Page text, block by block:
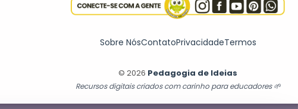
Sobre NósContatoPrivacidadeTermos
© 2026 Pedagogia de Ideias
Recursos digitais criados com carinho para educadores 🌱